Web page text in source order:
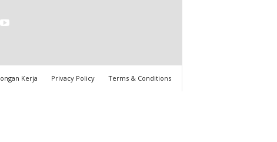
Kerja Privacy Policy Terms & Conditions